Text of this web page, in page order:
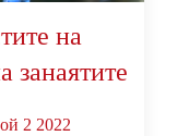
на
занаятите
2 2022